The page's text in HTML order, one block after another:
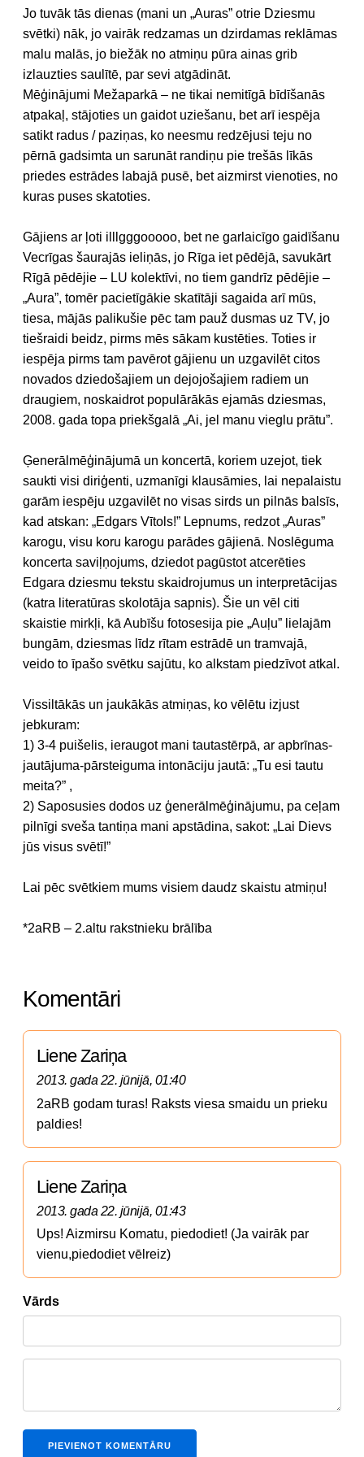
Jo tuvāk tās dienas (mani un „Auras” otrie Dziesmu
svētki) nāk, jo vairāk redzamas un dzirdamas reklāmas
malu malās, jo biežāk no atmiņu pūra ainas grib
izlauzties saulītē, par sevi atgādināt.
Mēģinājumi Mežaparkā – ne tikai nemitīgā bīdīšanās
atpakaļ, stājoties un gaidot uziešanu, bet arī iespēja
satikt radus / paziņas, ko neesmu redzējusi teju no
pērnā gadsimta un sarunāt randiņu pie trešās līkās
priedes estrādes labajā pusē, bet aizmirst vienoties, no
kuras puses skatoties.
Gājiens ar ļoti illlgggooooo, bet ne garlaicīgo gaidīšanu
Vecrīgas šaurajās ieliņās, jo Rīga iet pēdējā, savukārt
Rīgā pēdējie – LU kolektīvi, no tiem gandrīz pēdējie –
„Aura”, tomēr pacietīgākie skatītāji sagaida arī mūs,
tiesa, mājās palikušie pēc tam pauž dusmas uz TV, jo
tiešraidi beidz, pirms mēs sākam kustēties. Toties ir
iespēja pirms tam pavērot gājienu un uzgavilēt citos
novados dziedošajiem un dejojošajiem radiem un
draugiem, noskaidrot populārākās ejamās dziesmas,
2008. gada topa priekšgalā „Ai, jel manu vieglu prātu”.
Ģenerālmēģinājumā un koncertā, koriem uzejot, tiek
saukti visi diriģenti, uzmanīgi klausāmies, lai nepalaistu
garām iespēju uzgavilēt no visas sirds un pilnās balsīs,
kad atskan: „Edgars Vītols!” Lepnums, redzot „Auras”
karogu, visu koru karogu parādes gājienā. Noslēguma
koncerta saviļņojums, dziedot pagūstot atcerēties
Edgara dziesmu tekstu skaidrojumus un interpretācijas
(katra literatūras skolotāja sapnis). Šie un vēl citi
skaistie mirkļi, kā Aubīšu fotosesija pie „Auļu” lielajām
bungām, dziesmas līdz rītam estrādē un tramvajā,
veido to īpašo svētku sajūtu, ko alkstam piedzīvot atkal.
Vissiltākās un jaukākās atmiņas, ko vēlētu izjust
jebkuram:
1) 3-4 puišelis, ieraugot mani tautastērpā, ar apbrīnas-
jautājuma-pārsteiguma intonāciju jautā: „Tu esi tautu
meita?” ,
2) Saposusies dodos uz ģenerālmēģinājumu, pa ceļam
pilnīgi sveša tantiņa mani apstādina, sakot: „Lai Dievs
jūs visus svētī!”
Lai pēc svētkiem mums visiem daudz skaistu atmiņu!
*2aRB – 2.altu rakstnieku brālība
Komentāri
Liene Zariņa
2013. gada 22. jūnijā, 01:40
2aRB godam turas! Raksts viesa smaidu un prieku
paldies!
Liene Zariņa
2013. gada 22. jūnijā, 01:43
Ups! Aizmirsu Komatu, piedodiet! (Ja vairāk par
vienu,piedodiet vēlreiz)
Vārds
PIEVIENOT KOMENTĀRU